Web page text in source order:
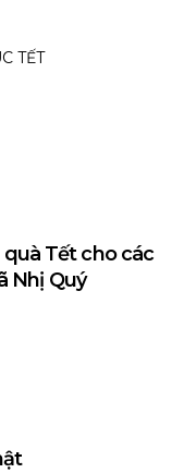
TẾT
quà Tết cho các
Nhị Quý